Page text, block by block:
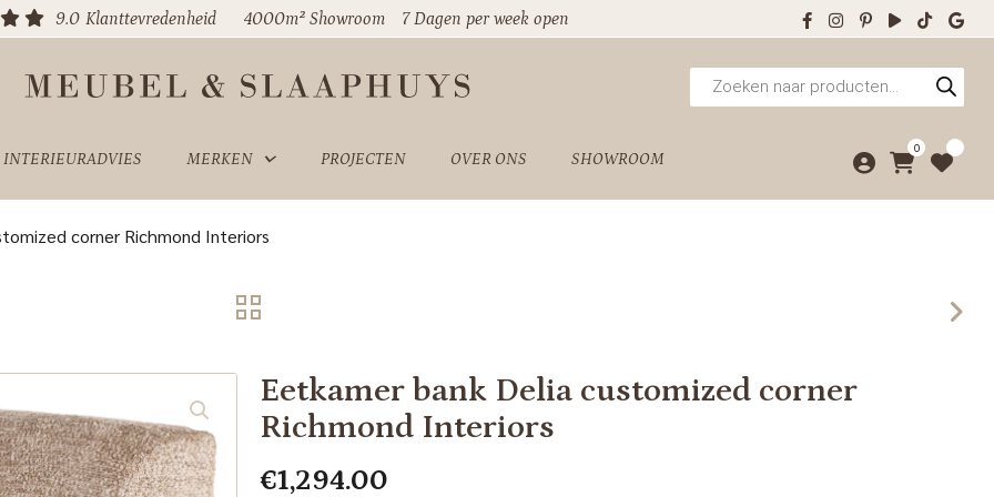
9.0 Klanttevredenheid 4000m² Showroom 7 Dagen per week open
Producten
zoeken
INTERIEURADVIES MERKEN PROJECTEN OVER ONS SHOWROOM
0
corner Richmond Interiors
Eetkamer bank Delia customized corner
Richmond Interiors
€1,294.00